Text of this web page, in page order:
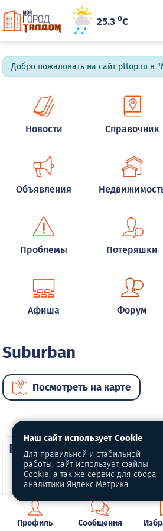
25.3oC
Добро пожаловать на сайт pttop.ru в
Новости Справочник
Объявления
Проблемы Потеряшки
Афиша Форум
Suburban
Посмотреть на карте
ВИП автомобили
Профиль Сообщения
Наш сайт использует Cookie
Для правильной и стабильной
работы, сайт использует файлы
Cookie, а так же сервис для сбора
аналитики Яндекс.Метрика